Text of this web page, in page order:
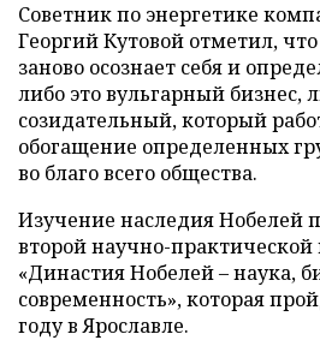
Советник по энергетике
Георгий Кутовой отметил,
заново осознает себя и
либо это вульгарный бизнес,
созидательный, который
обогащение определенных
во благо всего общества.
Изучение наследия Нобелей
второй научно-
«Династия Нобелей – наука,
современность», которая
году в Ярославле.